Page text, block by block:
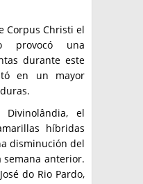
Corpus Christi el
provocó una
durante este
en un mayor
el
híbridas
disminución del
semana anterior.
do Rio Pardo,